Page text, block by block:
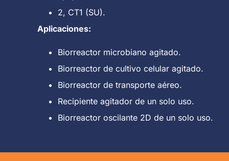
2, CT1 (SU).
Aplicaciones:
Biorreactor microbiano agitado.
Biorreactor de cultivo celular agitado.
Biorreactor de transporte aéreo.
Recipiente agitador de un solo uso.
Biorreactor oscilante 2D de un solo uso.